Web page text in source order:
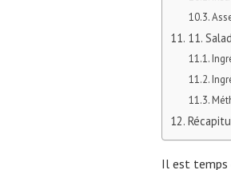
11.
Il est temps